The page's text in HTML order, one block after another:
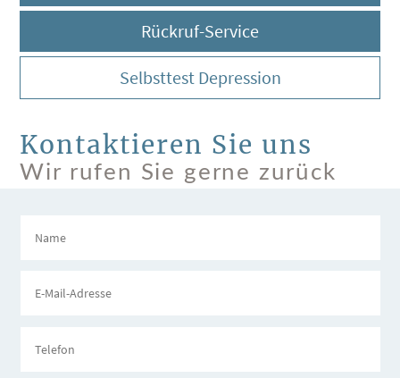
Rückruf-Service
Selbsttest Depression
Kontaktieren Sie uns
Wir rufen Sie gerne zurück